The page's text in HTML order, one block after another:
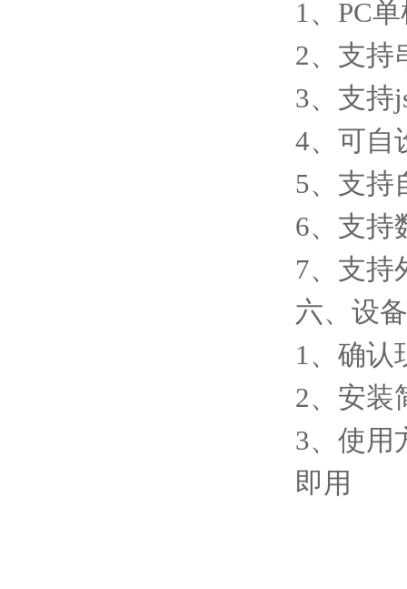
1、PC
2、支持
3、支持
4、可自
5、支持
6、支持
7、支持
六、设
1、确认
2、安装
3、使用
即用